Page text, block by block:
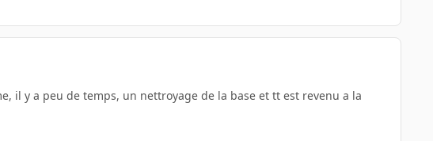
il y a peu de temps, un nettroyage de la base et tt est revenu a la